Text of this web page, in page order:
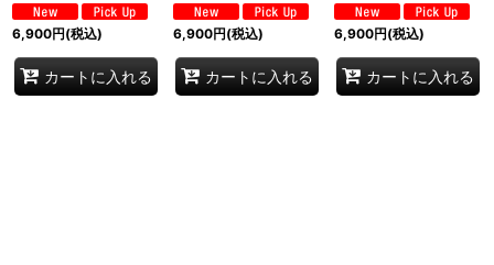
6,900円(税込)
カートに入れる
6,900円(税込)
カートに入れる
6,900円(税込)
カートに入れる